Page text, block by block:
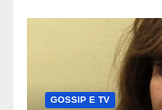
GOSSIP E TV